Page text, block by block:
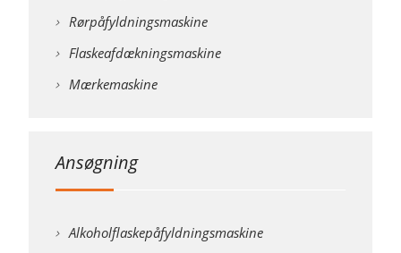
Rørpåfyldningsmaskine
Flaskeafdækningsmaskine
Mærkemaskine
Ansøgning
Alkoholflaskepåfyldningsmaskine